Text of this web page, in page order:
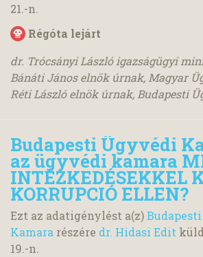
21.-n.
Régóta lejárt
dr. Trócsányi László igazságügyi
Bánáti János elnök úrnak, Magyar
Réti László elnök úrnak, Budapesti
Budapesti Ügyvédi
az ügyvédi kamara
INTÉZKEDÉSEKKEL
KORRUPCIÓ ELLEN?
Ezt az adatigénylést a(z)
Kamara részére dr. Hidasi Edit
19.-n.